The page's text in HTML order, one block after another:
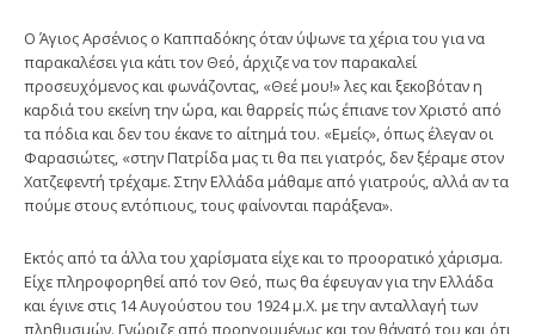
Ο Άγιος Αρσένιος ο Καππαδόκης όταν ύψωνε τα χέρια του για να
παρακαλέσει για κάτι τον Θεό, άρχιζε να τον παρακαλεί
προσευχόμενος και φωνάζοντας, «Θεέ μου!» λες και ξεκοβόταν η
καρδιά του εκείνη την ώρα, και θαρρείς πώς έπιανε τον Χριστό από
τα πόδια και δεν του έκανε το αίτημά του. «Εμείς», όπως έλεγαν οι
Φαρασιώτες, «στην Πατρίδα μας τι θα πει γιατρός, δεν ξέραμε στον
Χατζεφεντή τρέχαμε. Στην Ελλάδα μάθαμε από γιατρούς, αλλά αν τα
πούμε στους εντόπιους, τους φαίνονται παράξενα».
Εκτός από τα άλλα του χαρίσματα είχε και το προορατικό χάρισμα.
Είχε πληροφορηθεί από τον Θεό, πως θα έφευγαν για την Ελλάδα
και έγινε στις 14 Αυγούστου του 1924 μ.Χ. με την ανταλλαγή των
πληθυσμών. Γνώριζε από προηγουμένως και τον θάνατό του και ότι